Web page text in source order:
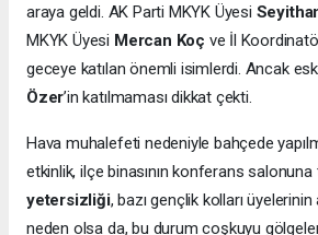
araya geldi. AK Parti MKYK Üyesi
MKYK Üyesi Mercan Koç ve İl
geceye katılan önemli isimlerdi. Ancak
Özer’in katılmaması dikkat çekti.
Hava muhalefeti nedeniyle bahçede
etkinlik, ilçe binasının konferans salonuna
yetersizliği, bazı gençlik kolları
neden olsa da, bu durum coşkuyu